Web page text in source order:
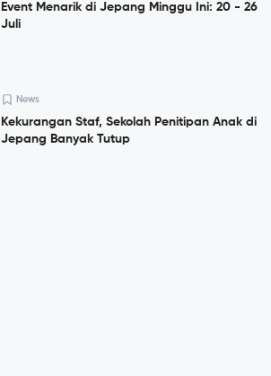
Event Menarik di Jepang Minggu Ini: 20 - 26
Juli
News
Kekurangan Staf, Sekolah Penitipan Anak di
Jepang Banyak Tutup